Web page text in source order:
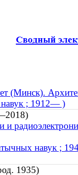
(Минск).
навук ; 1912— )
и
навук ;
1935)